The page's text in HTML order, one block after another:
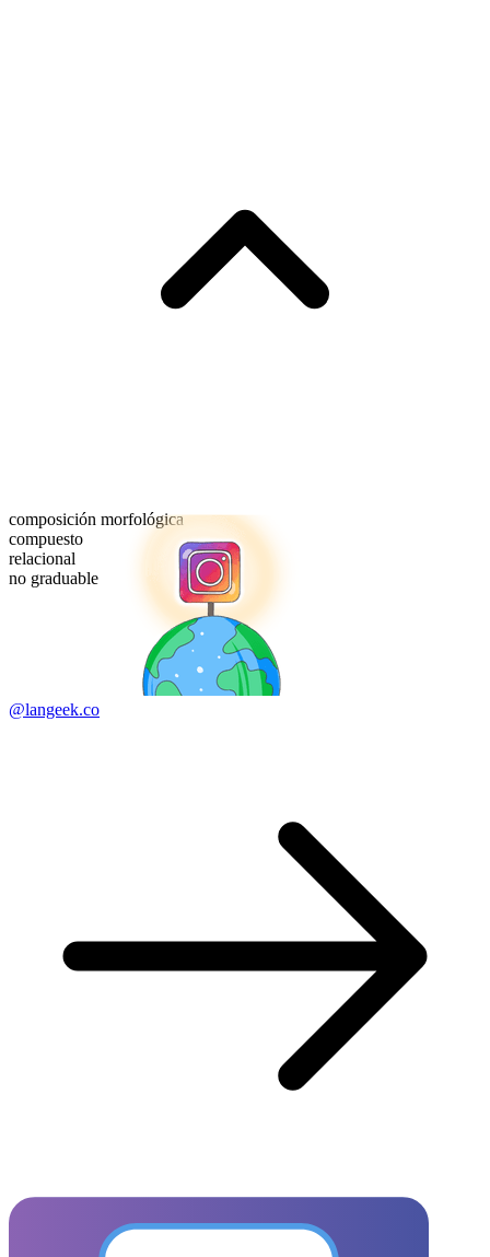
composición morfológica
compuesto
relacional
no graduable
@langeek.co